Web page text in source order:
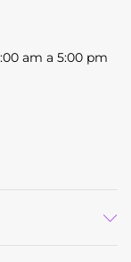
am a 5:00 pm